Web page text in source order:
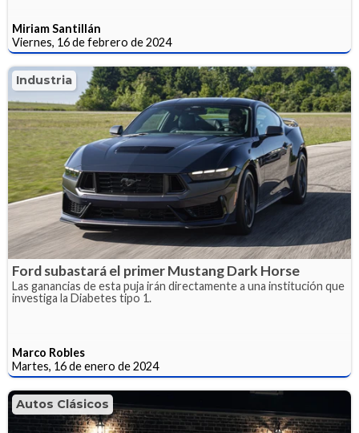
Miriam Santillán
Viernes, 16 de febrero de 2024
Industria
Ford subastará el primer Mustang Dark Horse
Las ganancias de esta puja irán directamente a una institución que
investiga la Diabetes tipo 1.
Marco Robles
Martes, 16 de enero de 2024
Autos Clásicos